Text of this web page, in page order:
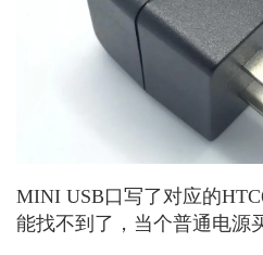
MINI USB口写了对应的
能找不到了，当个普通电源